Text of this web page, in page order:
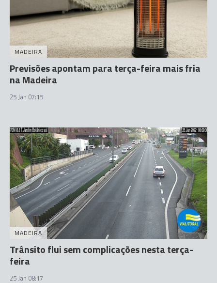
MADEIRA
Previsões apontam para terça-feira mais fria
na Madeira
25 Jan 07:15
MADEIRA
Trânsito flui sem complicações nesta terça-
feira
25 Jan 08:17